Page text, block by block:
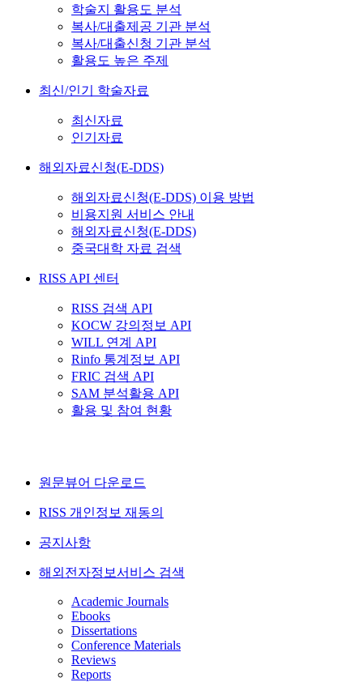
학술지 활용도 분석
복사/대출제공 기관 분석
복사/대출신청 기관 분석
활용도 높은 주제
최신/인기 학술자료
최신자료
인기자료
해외자료신청(E-DDS)
해외자료신청(E-DDS) 이용 방법
비용지원 서비스 안내
해외자료신청(E-DDS)
중국대학 자료 검색
RISS API 센터
RISS 검색 API
KOCW 강의정보 API
WILL 연계 API
Rinfo 통계정보 API
FRIC 검색 API
SAM 분석활용 API
활용 및 참여 현황
원문뷰어 다운로드
RISS 개인정보 재동의
공지사항
해외전자정보서비스 검색
Academic Journals
Ebooks
Dissertations
Conference Materials
Reviews
Reports